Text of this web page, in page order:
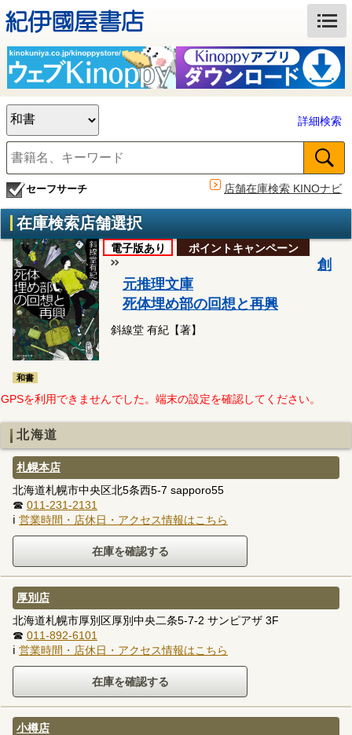
詳細検索
セーフサーチ 店舗在庫検索 KINOナビ
在庫検索店舗選択
和書
電子版あり ポイントキャンペーン
創
元推理文庫
死体埋め部の回想と再興
斜線堂 有紀【著】
GPSを利用できませんでした。端末の設定を確認してください。
北海道
札幌本店
北海道札幌市中央区北5条西5-7 sapporo55
☎ 011-231-2131
ℹ 営業時間・店休日・アクセス情報はこちら
厚別店
北海道札幌市厚別区厚別中央二条5-7-2 サンピアザ 3F
☎ 011-892-6101
ℹ 営業時間・店休日・アクセス情報はこちら
小樽店